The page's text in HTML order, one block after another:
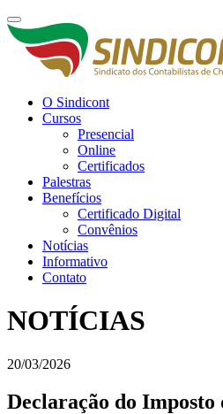
O Sindicont
Cursos
Presencial
Online
Certificados
Palestras
Benefícios
Certificado Digital
Convênios
Notícias
Informativo
Contato
NOTÍCIAS
20/03/2026
Declaração do Imposto